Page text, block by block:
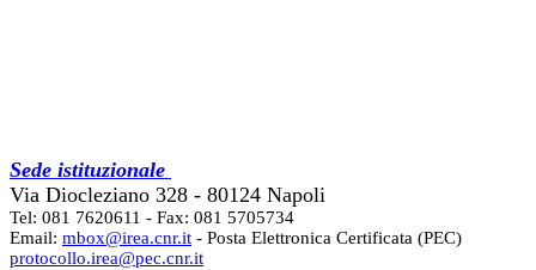
Sede istituzionale
Via Diocleziano 328 - 80124 Napoli
Tel: 081 7620611 - Fax: 081 5705734
Email: mbox@irea.cnr.it - Posta Elettronica Certificata (PEC)
protocollo.irea@pec.cnr.it